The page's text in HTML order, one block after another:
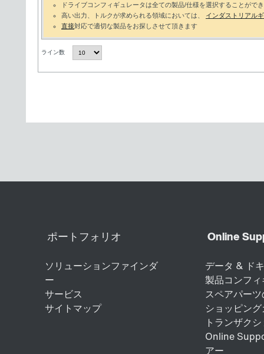
ドライブコンフィギュレータは全ての製品/仕様を選択することが
高い出力、トルクが求められる領域においては、 インダストリアル
直接対応で適切な製品をお探しさせて頂きます
ライン数